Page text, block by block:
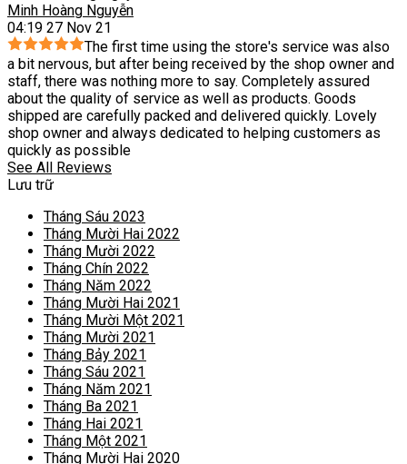
Minh Hoàng Nguyễn
04:19 27 Nov 21
The first time using the store's service was also
a bit nervous, but after being received by the shop owner and
staff, there was nothing more to say. Completely assured
about the quality of service as well as products. Goods
shipped are carefully packed and delivered quickly. Lovely
shop owner and always dedicated to helping customers as
quickly as possible
See All Reviews
Lưu trữ
Tháng Sáu 2023
Tháng Mười Hai 2022
Tháng Mười 2022
Tháng Chín 2022
Tháng Năm 2022
Tháng Mười Hai 2021
Tháng Mười Một 2021
Tháng Mười 2021
Tháng Bảy 2021
Tháng Sáu 2021
Tháng Năm 2021
Tháng Ba 2021
Tháng Hai 2021
Tháng Một 2021
Tháng Mười Hai 2020